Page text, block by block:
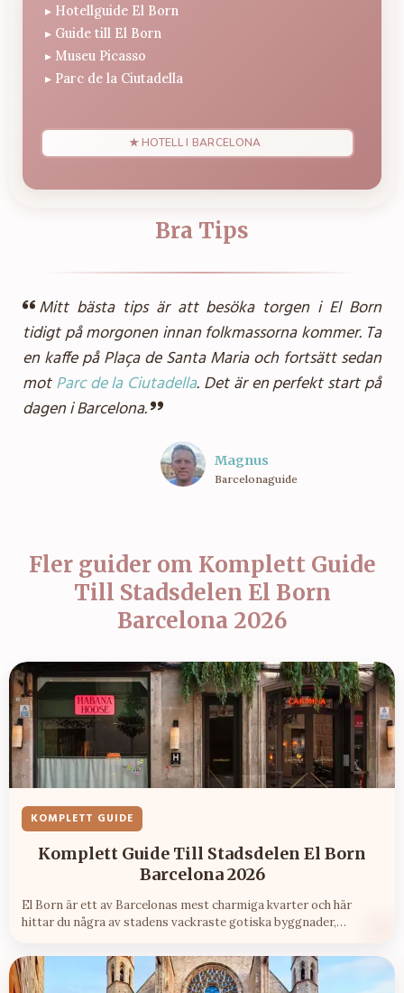
Bra Tips
Mitt bästa tips är att besöka torgen i El Born
tidigt på morgonen innan folkmassorna kommer. Ta
en kaffe på Plaça de Santa Maria och fortsätt sedan
motParc de la Ciutadella. Det är en perfekt start på
dagen i Barcelona.
Magnus
Barcelonaguide
Fler guider om Komplett Guide
Till Stadsdelen El Born
Barcelona 2026
KOMPLETT GUIDE
Komplett Guide Till Stadsdelen El Born
Barcelona 2026
El Born är ett av Barcelonas mest charmiga kvarter och här
hittar du några av stadens vackraste gotiska byggnader,
promenadavstånd.
▸ Hotellguide El Born
▸ Guide till El Born
▸ Museu Picasso
▸ Parc de la Ciutadella
★ HOTELL I BARCELONA